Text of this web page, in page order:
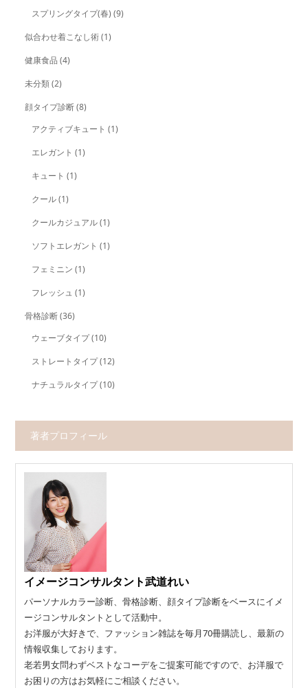
スプリングタイプ(春) (9)
似合わせ着こなし術(1)
健康食品 (4)
未分類(2)
顔タイプ診断(8)
アクティブキュート (1)
エレガント (1)
キュート (1)
クール(1)
クールカジュアル(1)
ソフトエレガント (1)
フェミニン (1)
フレッシュ (1)
骨格診断(36)
ウェーブタイプ(10)
ストレートタイプ(12)
ナチュラルタイプ(10)
著者プロフィール
イメージコンサルタント武道れい
パーソナルカラー診断、骨格診断、顔タイプ診断をベースにイメ
ージコンサルタントとして活動中。
お洋服が大好きで、ファッション雑誌を毎月70冊購読し、最新の
情報収集しております。
老若男女問わずベストなコーデをご提案可能ですので、お洋服で
お困りの方はお気軽にご相談ください。